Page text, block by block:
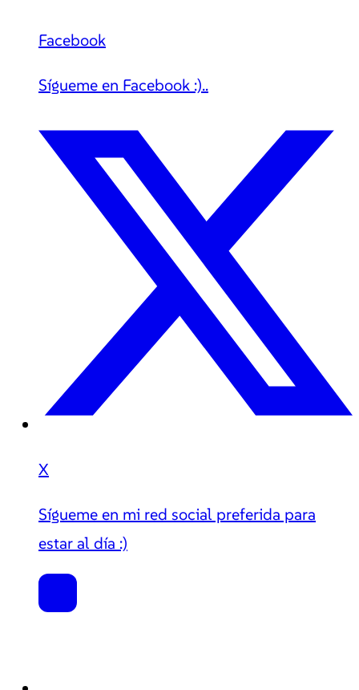
Facebook
Sígueme en Facebook :)..
X
Sígueme en mi red social preferida para
estar al día :)